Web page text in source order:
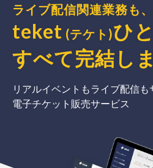
ライブ配信関連業務も、
teket (テケト)ひ
すべて完結 し
リアルイベントもライブ配信も
電子チケット販売サービス